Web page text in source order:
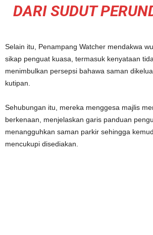
DARI SUDUT
Selain itu, Penampang Watcher mendakwa
sikap penguat kuasa, termasuk kenyataan
menimbulkan persepsi bahawa saman
kutipan.
Sehubungan itu, mereka menggesa majlis
berkenaan, menjelaskan garis panduan
menangguhkan saman parkir sehingga
mencukupi disediakan.